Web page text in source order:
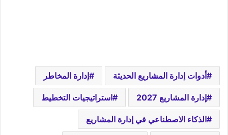
أدوات إدارة المشاريع الحديثة إدارة المخاطر
إدارة المشاريع 2027 استراتيجيات التخطيط
الذكاء الاصطناعي في إدارة المشاريع